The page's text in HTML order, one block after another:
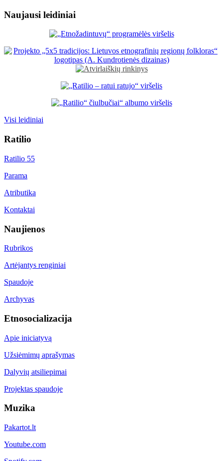
Naujausi leidiniai
Visi leidiniai
Ratilio
Ratilio 55
Parama
Atributika
Kontaktai
Naujienos
Rubrikos
Artėjantys renginiai
Spaudoje
Archyvas
Etnosocializacija
Apie iniciatyvą
Užsiėmimų aprašymas
Dalyvių atsiliepimai
Projektas spaudoje
Muzika
Pakartot.lt
Youtube.com